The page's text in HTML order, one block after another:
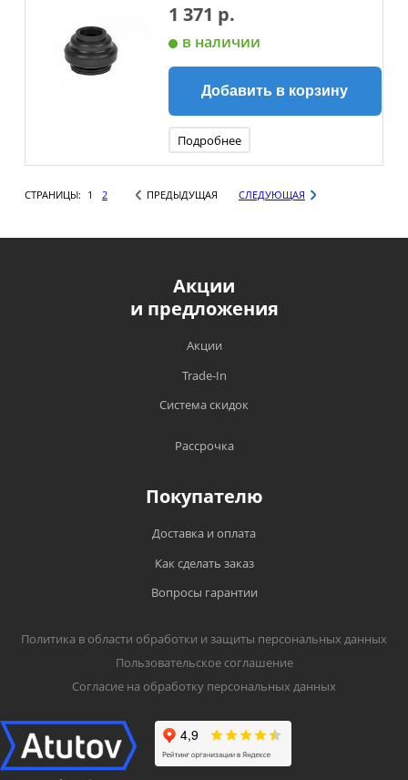
1 371 р.
в наличии
Добавить в корзину
Подробнее
СТРАНИЦЫ: 1 2 ПРЕДЫДУЩАЯ СЛЕДУЮЩАЯ
Акции
и предложения
Акции
Trade-In
Система скидок
Рассрочка
Покупателю
Доставка и оплата
Как сделать заказ
Вопросы гарантии
Политика в области обработки и защиты персональных данных
Пользовательское соглашение
Согласие на обработку персональных данных